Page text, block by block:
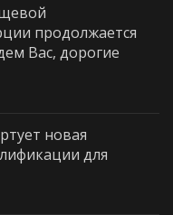
продолжается
Вас, дорогие
новая
для